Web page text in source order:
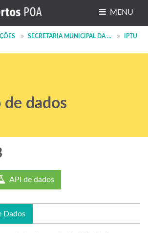
MENU
SECRETARIA MUNICIPAL DA ...
IPTU
dados
API de dados
Dados